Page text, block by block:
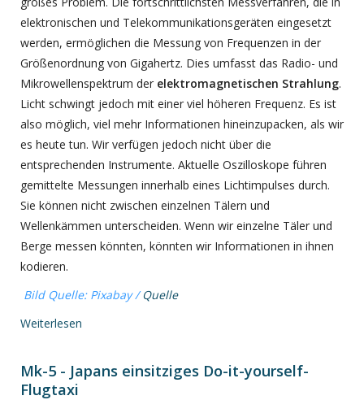
elektronischen und Telekommunikationsgeräten eingesetzt
werden, ermöglichen die Messung von Frequenzen in der
Größenordnung von Gigahertz. Dies umfasst das Radio- und
Mikrowellenspektrum der elektromagnetischen Strahlung.
Licht schwingt jedoch mit einer viel höheren Frequenz. Es ist
also möglich, viel mehr Informationen hineinzupacken, als wir
es heute tun. Wir verfügen jedoch nicht über die
entsprechenden Instrumente. Aktuelle Oszilloskope führen
gemittelte Messungen innerhalb eines Lichtimpulses durch.
Sie können nicht zwischen einzelnen Tälern und
Wellenkämmen unterscheiden. Wenn wir einzelne Täler und
Berge messen könnten, könnten wir Informationen in ihnen
kodieren.
Bild Quelle: Pixabay /Quelle
Weiterlesen
Mk-5 - Japans einsitziges Do-it-yourself-
Flugtaxi